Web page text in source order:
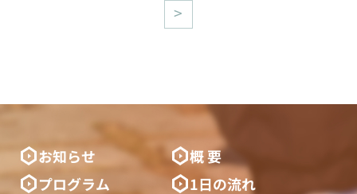
>
お知らせ
概 要
プログラム
1日の流れ